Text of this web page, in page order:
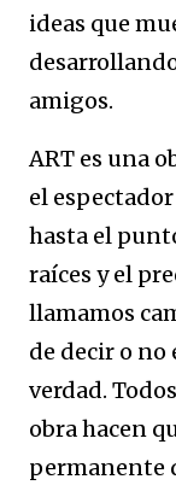
ideas que
amigos.
ART es una
el
hasta el
raíces y el
llamamos
de decir o
verdad.
obra hacen
permanente